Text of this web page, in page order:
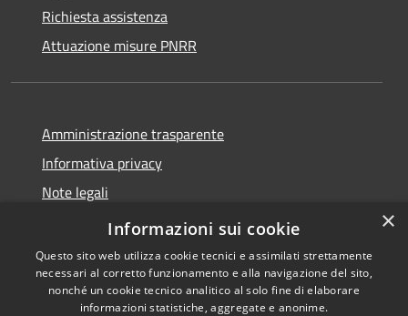
Richiesta assistenza
Attuazione misure PNRR
Amministrazione trasparente
Informativa privacy
Note legali
Dichiarazione di accessibilità
×
Informazioni sui cookie
Questo sito web utilizza cookie tecnici e assimilati strettamente
necessari al corretto funzionamento e alla navigazione del sito,
nonché un cookie tecnico analitico al solo fine di elaborare
informazioni statistiche, aggregate e anonime.